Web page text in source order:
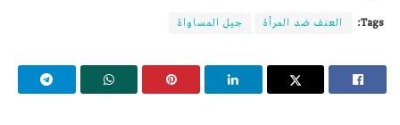
Tags: العنف ضد المرأة جيل المساواة